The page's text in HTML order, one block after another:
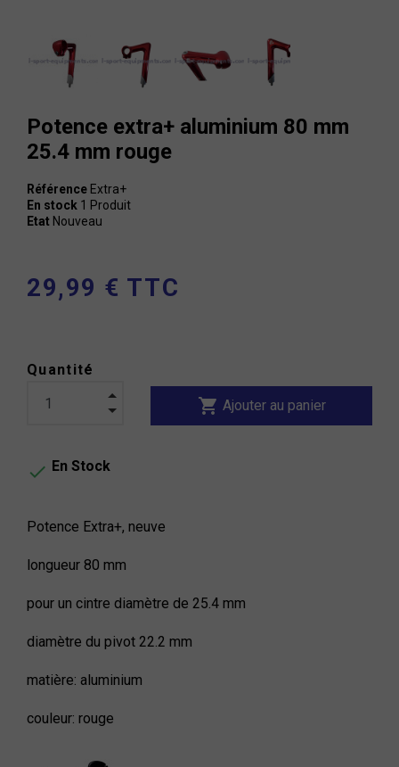
Potence extra+ aluminium 80 mm
25.4 mm rouge
Référence Extra+
En stock 1 Produit
Etat Nouveau
29,99 € TTC
Quantité
shopping_cart Ajouter au panier
 En Stock
Potence Extra+, neuve
longueur 80 mm
pour un cintre diamètre de 25.4 mm
diamètre du pivot 22.2 mm
matière: aluminium
couleur: rouge